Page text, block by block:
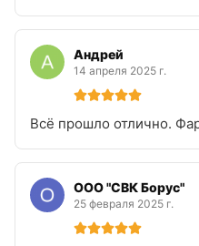
Андрей
14 апреля 2025 г.
Всё прошло отлично.
ООО "СВК Борус"
25 февраля 2025 г.